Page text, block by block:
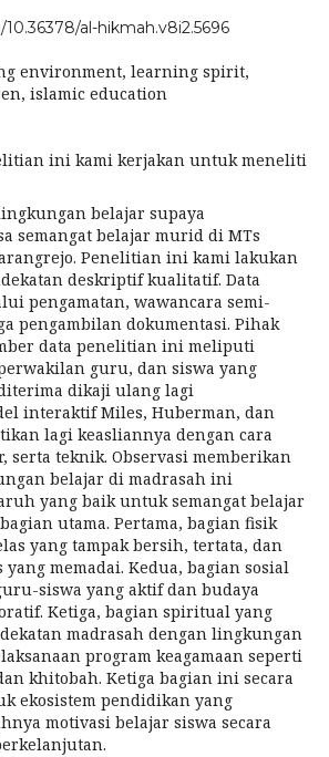
al-hikmah.v8i2.5696
environment, learning spirit,
islamic education
ini kami kerjakan untuk meneliti
belajar supaya
semangat belajar murid di MTs
Penelitian ini kami lakukan
deskriptif kualitatif. Data
pengamatan, wawancara semi-
pengambilan dokumentasi. Pihak
data penelitian ini meliputi
guru, dan siswa yang
dikaji ulang lagi
interaktif Miles, Huberman, dan
lagi keasliannya dengan cara
serta teknik. Observasi memberikan
belajar di madrasah ini
yang baik untuk semangat belajar
utama. Pertama, bagian fisik
yang tampak bersih, tertata, dan
memadai. Kedua, bagian sosial
siswa yang aktif dan budaya
Ketiga, bagian spiritual yang
madrasah dengan lingkungan
program keagamaan seperti
khitobah. Ketiga bagian ini secara
ekosistem pendidikan yang
motivasi belajar siswa secara